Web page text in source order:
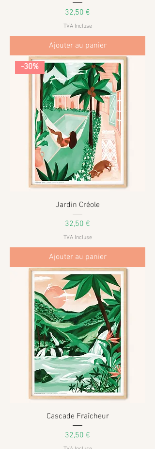
Prix
32,50 €
TVA Incluse
Ajouter au panier
-30%
Jardin Créole
Prix
32,50 €
TVA Incluse
Ajouter au panier
Cascade Fraîcheur
Prix
32,50 €